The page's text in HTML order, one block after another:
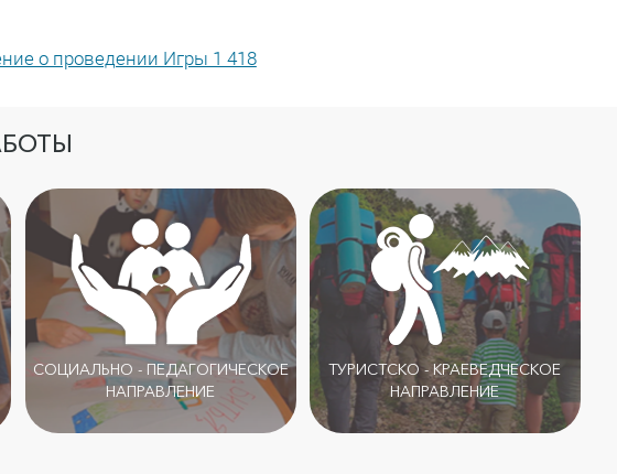
о проведении Игры 1 418
СОЦИАЛЬНО - ПЕДАГОГИЧЕСКОЕ
НАПРАВЛЕНИЕ
ТУРИСТСКО - КРАЕВЕДЧЕСКОЕ
НАПРАВЛЕНИЕ